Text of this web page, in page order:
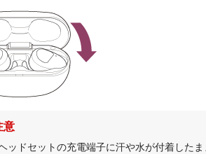
意
ッドセットの充電端子に汗や水が付着した